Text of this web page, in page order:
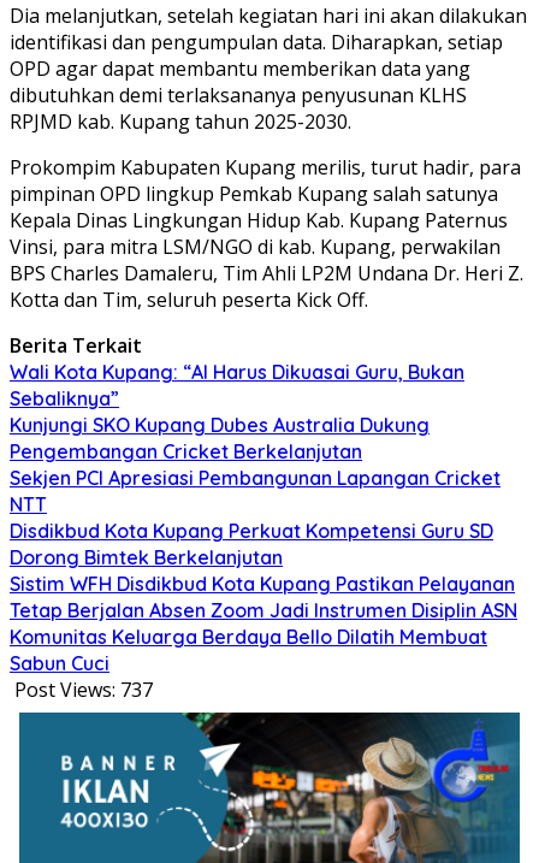
Dia melanjutkan, setelah kegiatan hari ini akan dilakukan
identifikasi dan pengumpulan data. Diharapkan, setiap
OPD agar dapat membantu memberikan data yang
dibutuhkan demi terlaksananya penyusunan KLHS
RPJMD kab. Kupang tahun 2025-2030.
Prokompim Kabupaten Kupang merilis, turut hadir, para
pimpinan OPD lingkup Pemkab Kupang salah satunya
Kepala Dinas Lingkungan Hidup Kab. Kupang Paternus
Vinsi, para mitra LSM/NGO di kab. Kupang, perwakilan
BPS Charles Damaleru, Tim Ahli LP2M Undana Dr. Heri Z.
Kotta dan Tim, seluruh peserta Kick Off.
Berita Terkait
Wali Kota Kupang: “AI Harus Dikuasai Guru, Bukan
Sebaliknya”
Kunjungi SKO Kupang Dubes Australia Dukung
Pengembangan Cricket Berkelanjutan
Sekjen PCI Apresiasi Pembangunan Lapangan Cricket
NTT
Disdikbud Kota Kupang Perkuat Kompetensi Guru SD
Dorong Bimtek Berkelanjutan
Sistim WFH Disdikbud Kota Kupang Pastikan Pelayanan
Tetap Berjalan Absen Zoom Jadi Instrumen Disiplin ASN
Komunitas Keluarga Berdaya Bello Dilatih Membuat
Sabun Cuci
Post Views: 737